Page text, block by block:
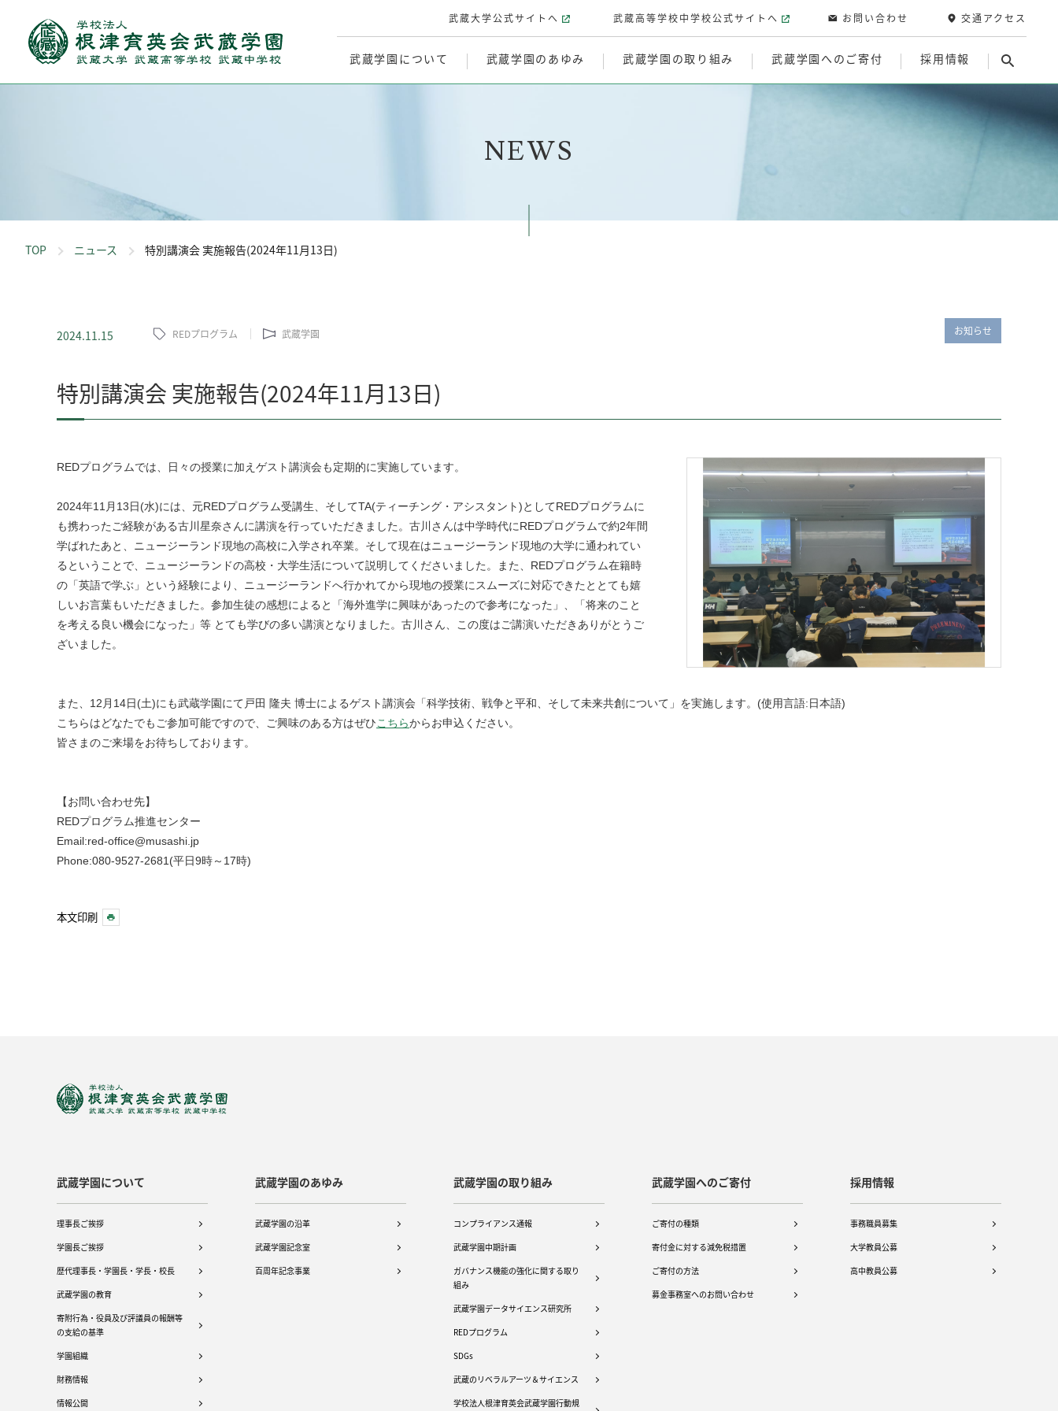
武蔵学園について 武蔵学園のあゆみ 武蔵学園の取り組み 武蔵学園へのご寄付 採用情報
武蔵大学公式サイトへ 武蔵高等学校中学校公式サイトへ お問い合わせ 交通アクセス
NEWS
TOP ニュース 特別講演会 実施報告(2024年11月13日)
2024.11.15 REDプログラム 武蔵学園 お知らせ
特別講演会 実施報告(2024年11月13日)
REDプログラムでは、日々の授業に加えゲスト講演会も定期的に実施しています。
2024年11月13日(水)には、元REDプログラム受講生、そしてTA(ティーチング・アシスタント)としてREDプログラムに
も携わったご経験がある古川星奈さんに講演を行っていただきました。古川さんは中学時代にREDプログラムで約2年間
学ばれたあと、ニュージーランド現地の高校に入学され卒業。そして現在はニュージーランド現地の大学に通われてい
るということで、ニュージーランドの高校・大学生活について説明してくださいました。また、REDプログラム在籍時
の「英語で学ぶ」という経験により、ニュージーランドへ行かれてから現地の授業にスムーズに対応できたととても嬉
しいお言葉もいただきました。参加生徒の感想によると「海外進学に興味があったので参考になった」、「将来のこと
を考える良い機会になった」等 とても学びの多い講演となりました。古川さん、この度はご講演いただきありがとうご
ざいました。
また、12月14日(土)にも武蔵学園にて戸田 隆夫 博士によるゲスト講演会「科学技術、戦争と平和、そして未来共創について」を実施します。(使用言語:日本語)
こちらはどなたでもご参加可能ですので、ご興味のある方はぜひこちらからお申込ください。
皆さまのご来場をお待ちしております。
【お問い合わせ先】
REDプログラム推進センター
Email:red-office@musashi.jp
Phone:080-9527-2681(平日9時～17時)
本文印刷
武蔵学園について
理事長ご挨拶
学園長ご挨拶
歴代理事長・学園長・学長・校長
武蔵学園の教育
寄附行為・役員及び評議員の報酬等
の支給の基準
学園組織
財務情報
情報公開
武蔵学園のあゆみ
武蔵学園の沿革
武蔵学園記念室
百周年記念事業
武蔵学園の取り組み
コンプライアンス通報
武蔵学園中期計画
ガバナンス機能の強化に関する取り
組み
武蔵学園データサイエンス研究所
REDプログラム
SDGs
武蔵のリベラルアーツ＆サイエンス
学校法人根津育英会武蔵学園行動規
武蔵学園へのご寄付
ご寄付の種類
寄付金に対する減免税措置
ご寄付の方法
募金事務室へのお問い合わせ
採用情報
事務職員募集
大学教員公募
高中教員公募